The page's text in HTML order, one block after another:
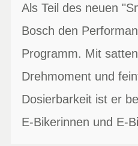
Als Teil des neuen
Bosch den
Programm. Mit
Drehmoment und
Dosierbarkeit ist er
E-Bikerinnen und E-